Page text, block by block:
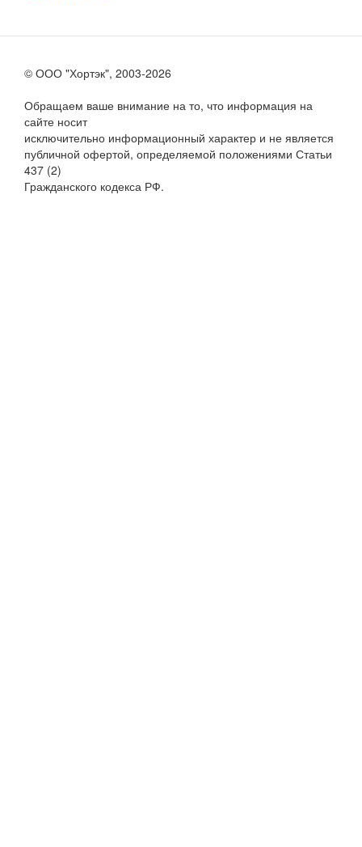
© ООО "Хортэк", 2003-2026
Обращаем ваше внимание на то, что информация на
сайте носит
исключительно информационный характер и не является
публичной офертой, определяемой положениями Статьи
437 (2)
Гражданского кодекса РФ.